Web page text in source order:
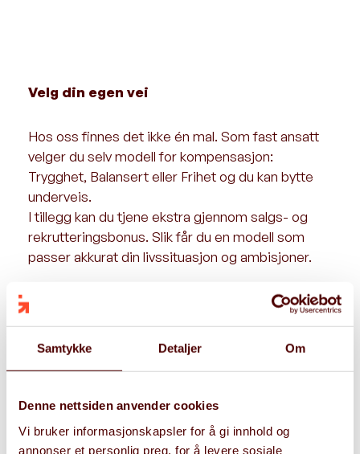
Samtykke Detaljer Om
Denne nettsiden anvender cookies
Vi bruker informasjonskapsler for å gi innhold og
annonser et personlig preg, for å levere sosiale
Velg din egen vei
Hos oss finnes det ikke én mal. Som fast ansatt
velger du selv modell for kompensasjon:
Trygghet, Balansert eller Frihet og du kan bytte
underveis.
I tillegg kan du tjene ekstra gjennom salgs- og
rekrutteringsbonus. Slik får du en modell som
passer akkurat din livssituasjon og ambisjoner.
der du får en sparringspartner som ser hele deg,
både faglig og personlig.
Vi bygger fellesskap gjennom deling, åpenhet og